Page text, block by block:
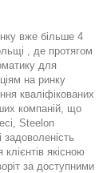
вже більше 4
, де протягом
для
на ринку
кваліфікованих
компаній, що
Steelon
якісною
за доступними